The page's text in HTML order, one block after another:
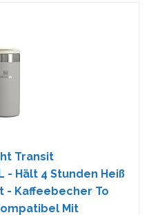
Transit
- Hält 4 Stunden Heiß
- Kaffeebecher To
Mit